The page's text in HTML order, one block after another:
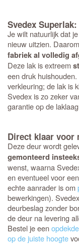
Svedex
Je wilt natuurlijk dat
nieuw uitzien.
fabriek al volledig
Deze lak is extreem
een druk
verkleuring; de lak is
Svedex is zo zeker
garantie op de
Direct klaar voor
Deze deur wordt
gemonteerd
wenst, waarna
en eventueel voor
echte aanrader is om
bewerkingen).
deurbeslag zonder
de deur na levering
Bestel je een
op de juiste hoogte